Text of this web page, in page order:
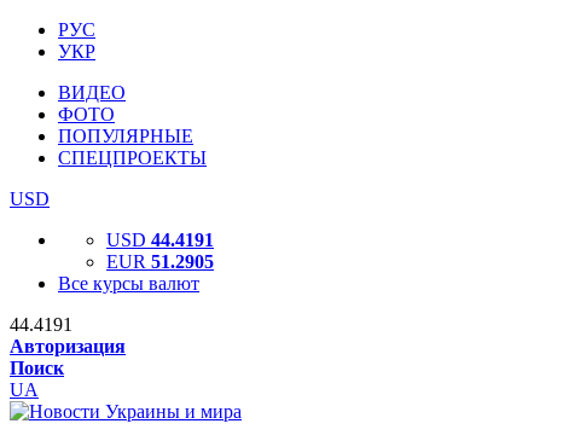
РУС
УКР
ВИДЕО
ФОТО
ПОПУЛЯРНЫЕ
СПЕЦПРОЕКТЫ
USD
USD 44.4191
EUR 51.2905
Все курсы валют
44.4191
Авторизация
Поиск
UA